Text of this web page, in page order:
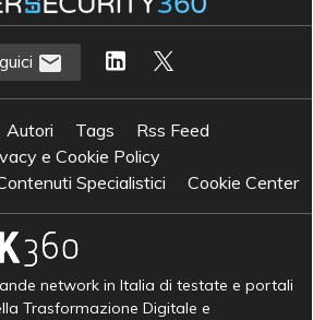
Autori Tags
Rss Feed
e Cookie Policy
Specialistici
Cookie Center
network in Italia di testate e portali
Trasformazione Digitale e